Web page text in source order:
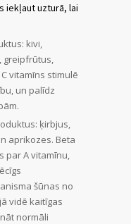
iekļaut uzturā, lai
kivi,
greipfrūtus,
vitamīns stimulē
un palīdz
ķirbjus,
aprikozes. Beta
par A vitamīnu,
šūnas no
vidē kaitīgas
normāli